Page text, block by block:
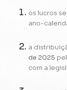
os lucros
ano-
a
de 2025
com a